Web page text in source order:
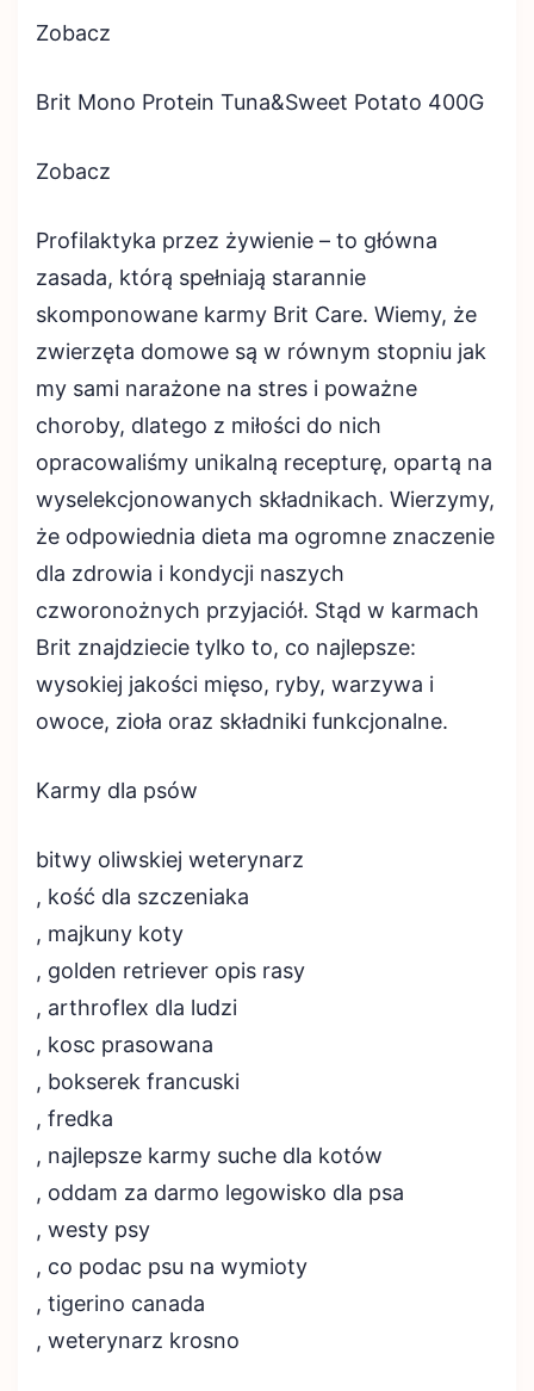
Zobacz
Brit Mono Protein Tuna&Sweet Potato 400G
Zobacz
Profilaktyka przez żywienie – to główna
zasada, którą spełniają starannie
skomponowane karmy Brit Care. Wiemy, że
zwierzęta domowe są w równym stopniu jak
my sami narażone na stres i poważne
choroby, dlatego z miłości do nich
opracowaliśmy unikalną recepturę, opartą na
wyselekcjonowanych składnikach. Wierzymy,
że odpowiednia dieta ma ogromne znaczenie
dla zdrowia i kondycji naszych
czworonożnych przyjaciół. Stąd w karmach
Brit znajdziecie tylko to, co najlepsze:
wysokiej jakości mięso, ryby, warzywa i
owoce, zioła oraz składniki funkcjonalne.
Karmy dla psów
bitwy oliwskiej weterynarz
, kość dla szczeniaka
, majkuny koty
, golden retriever opis rasy
, arthroflex dla ludzi
, kosc prasowana
, bokserek francuski
, fredka
, najlepsze karmy suche dla kotów
, oddam za darmo legowisko dla psa
, westy psy
, co podac psu na wymioty
, tigerino canada
, weterynarz krosno